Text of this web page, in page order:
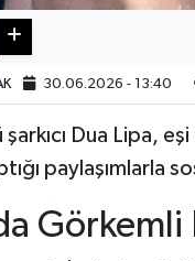
30.06.2026 - 13:40
şarkıcı Dua Lipa,
paylaşımlarla
Görkemli